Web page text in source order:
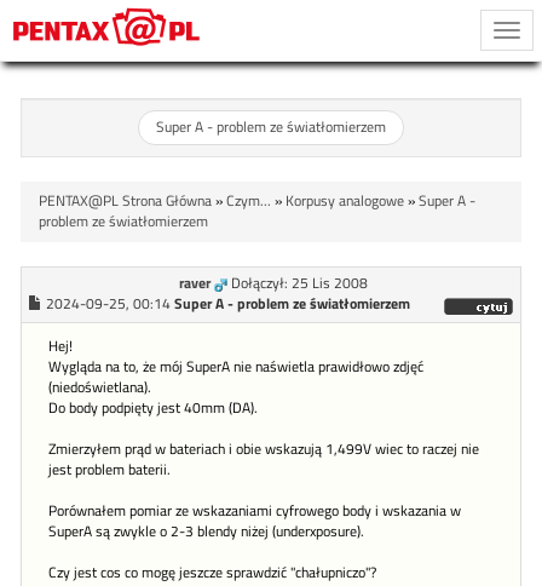
Super A - problem ze światłomierzem
PENTAX@PL Strona Główna»Czym... » Korpusy analogowe»Super A -
problem ze światłomierzem
raver
Dołączył: 25 Lis 2008
2024-09-25, 00:14 Super A - problem ze światłomierzem
Hej!
Wygląda na to, że mój SuperA nie naświetla prawidłowo zdjęć
(niedoświetlana).
Do body podpięty jest 40mm (DA).
Zmierzyłem prąd w bateriach i obie wskazują 1,499V wiec to raczej nie
jest problem baterii.
Porównałem pomiar ze wskazaniami cyfrowego body i wskazania w
SuperA są zwykle o 2-3 blendy niżej (underxposure).
Czy jest cos co mogę jeszcze sprawdzić "chałupniczo"?